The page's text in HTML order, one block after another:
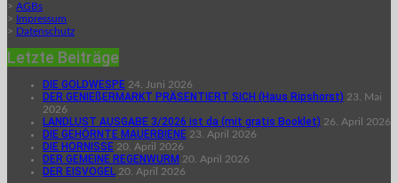
> AGBs
> Impressum
> Datenschutz
Letzte Beiträge
DIE GOLDWESPE 24. Juni 2026
DER GENIEßERMARKT PRÄSENTIERT SICH (Haus Ripshorst) 23. Mai
2026
LANDLUST AUSGABE 3/2026 ist da (mit gratis Booklet) 26. April 2026
DIE GEHÖRNTE MAUERBIENE 23. April 2026
DIE HORNISSE 20. April 2026
DER GEMEINE REGENWURM 20. April 2026
DER EISVOGEL 20. April 2026